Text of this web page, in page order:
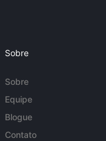
Sobre
Sobre
Equipe
Blogue
Contato